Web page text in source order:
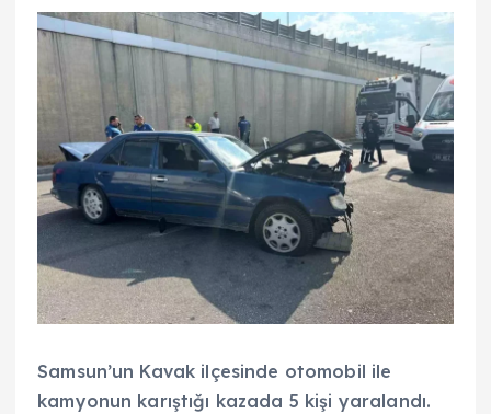
Samsun’un Kavak ilçesinde otomobil ile
kamyonun karıştığı kazada 5 kişi yaralandı.